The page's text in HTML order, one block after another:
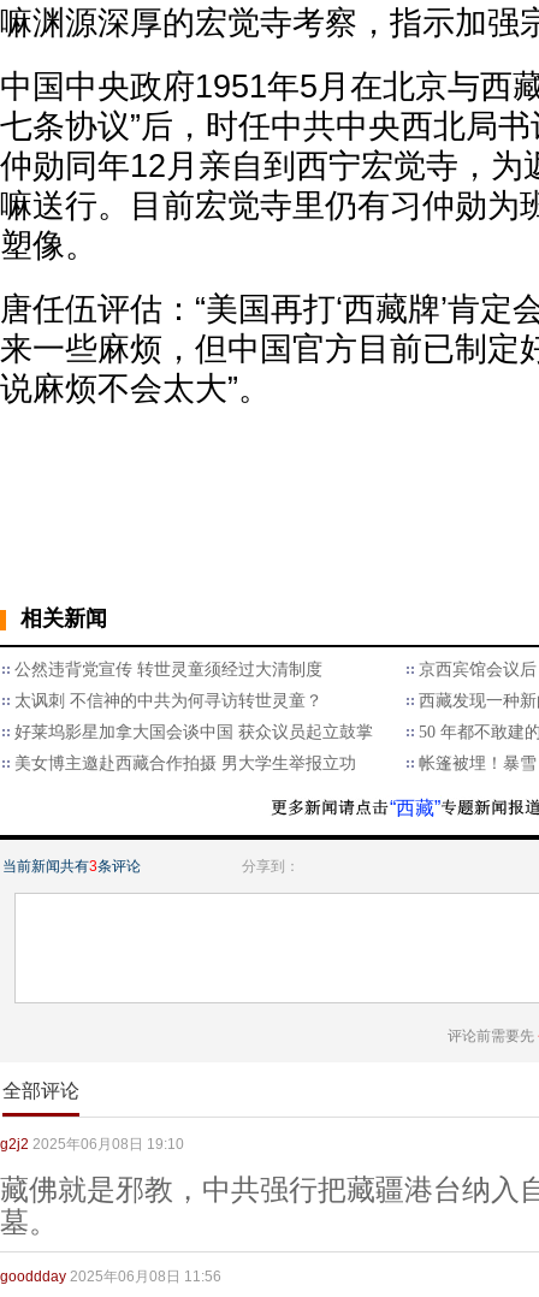
嘛渊源深厚的宏觉寺考察，指示加强
中国中央政府1951年5月在北京与西
七条协议”后，时任中共中央西北局
仲勋同年12月亲自到西宁宏觉寺，为
嘛送行。目前宏觉寺里仍有习仲勋为
塑像。
唐任伍评估：“美国再打‘西藏牌’肯定
来一些麻烦，但中国官方目前已制定
说麻烦不会太大”。
相关新闻
公然违背党宣传 转世灵童须经过大清制度
京西宾馆会议
太讽刺 不信神的中共为何寻访转世灵童？
西藏发现一种
好莱坞影星加拿大国会谈中国 获众议员起立鼓掌
50 年都不敢建
美女博主邀赴西藏合作拍摄 男大学生举报立功
帐篷被埋！暴
“西藏”
当前新闻共有3条评论 分享到：
评论前需要先
全部评论
g2j2 2025年06月08日 19:10
藏佛就是邪教，中共强行把藏疆港台纳入
墓。
gooddday 2025年06月08日 11:56